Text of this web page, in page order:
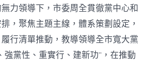
力領導下，市委周全貫徹黨中心和
，聚焦主題主線，體系策劃設定，
行清單推動，教導領導全市寬大黨
強黨性、重實行、建新功”，在推動